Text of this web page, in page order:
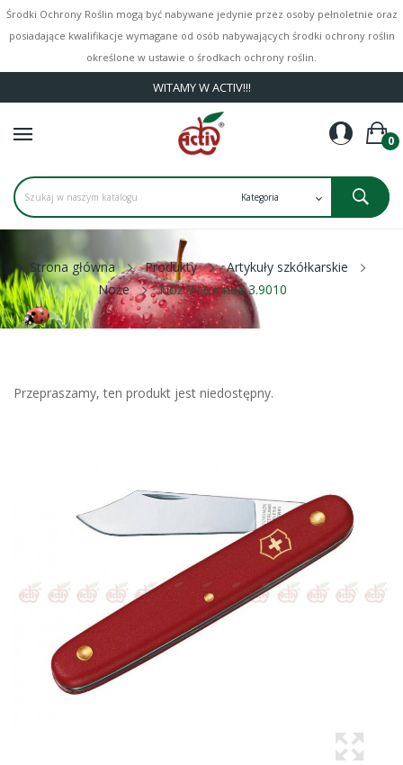
Środki Ochrony Roślin mogą być nabywane jedynie przez osoby pełnoletnie oraz
posiadające kwalifikacje wymagane od osób nabywających środki ochrony roślin
określone w ustawie o środkach ochrony roślin.
WITAMY W ACTIV!!!
0
Strona główna Produkty
Artykuły szkółkarskie
Noże
Nóż Victorinox 3.9010
Przepraszamy, ten produkt jest niedostępny.